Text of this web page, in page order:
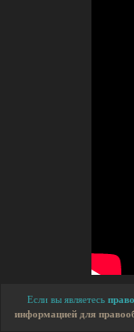
Если вы являетесь
информацией для